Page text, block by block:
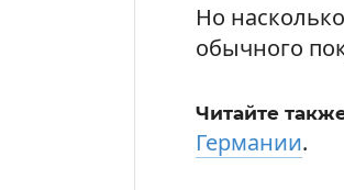
Но
обычного
Читайте
Германии.